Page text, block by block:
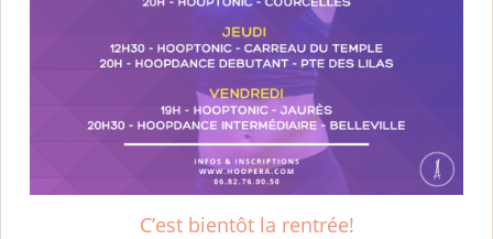
C’est bientôt la rentrée!